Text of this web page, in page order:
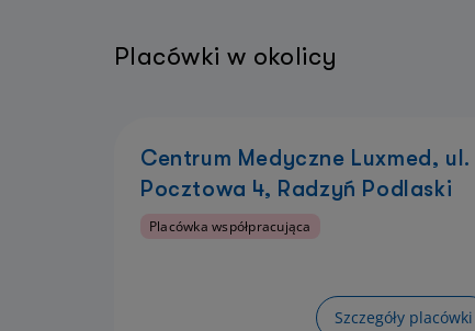
Placówki w okolicy
Centrum Medyczne Luxmed, ul.
Pocztowa 4, Radzyń Podlaski
Placówka współpracująca
Szczegóły placówki